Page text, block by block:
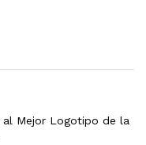
Mejor Logotipo de la